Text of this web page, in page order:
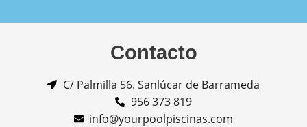
Contacto
C/ Palmilla 56. Sanlúcar de Barrameda
956 373 819
info@yourpoolpiscinas.com